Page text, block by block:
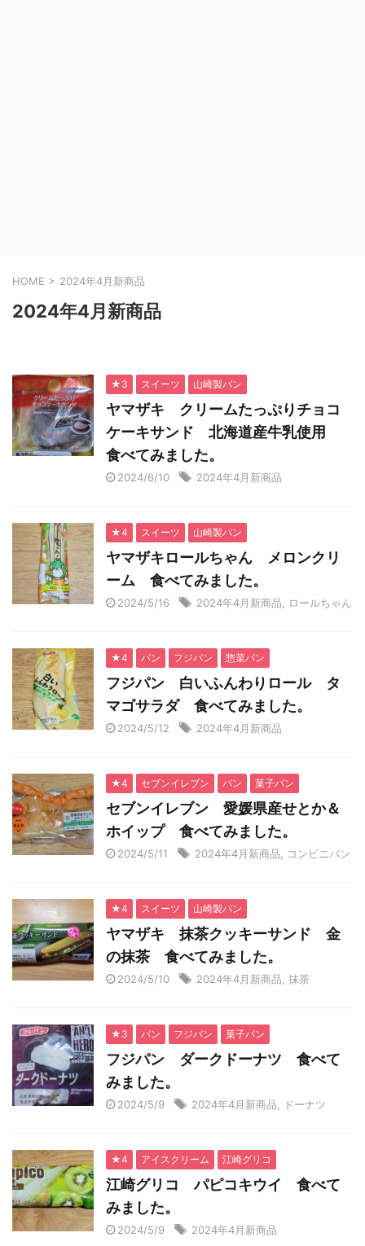
HOME > 2024年4月新商品
2024年4月新商品
★3 スイーツ 山崎製パン
ヤマザキ クリームたっぷりチョコ
ケーキサンド 北海道産牛乳使用
食べてみました。
2024/6/10 2024年4月新商品
★4 スイーツ 山崎製パン
ヤマザキロールちゃん メロンクリ
ーム 食べてみました。
2024/5/16 2024年4月新商品 ロールちゃん
★4 パン フジパン 惣菜パン
フジパン 白いふんわりロール タ
マゴサラダ 食べてみました。
2024/5/12 2024年4月新商品
★4 セブンイレブン パン 菓子パン
セブンイレブン 愛媛県産せとか＆
ホイップ 食べてみました。
2024/5/11 2024年4月新商品 コンビニパン
★4 スイーツ 山崎製パン
ヤマザキ 抹茶クッキーサンド 金
の抹茶 食べてみました。
2024/5/10 2024年4月新商品 抹茶
★3 パン フジパン 菓子パン
フジパン ダークドーナツ 食べて
みました。
2024/5/9 2024年4月新商品 ドーナツ
★4 アイスクリーム 江崎グリコ
江崎グリコ パピコキウイ 食べて
みました。
2024/5/9 2024年4月新商品